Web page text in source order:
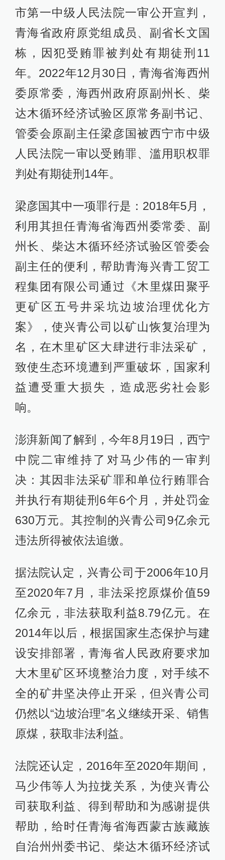
市第一中级人民法院一审公开宣判，
青海省政府原党组成员、副省长文国
栋，因犯受贿罪被判处有期徒刑11
年。2022年12月30日，青海省海西州
委原常委，海西州政府原副州长、柴
达木循环经济试验区原常务副书记、
管委会原副主任梁彦国被西宁市中级
人民法院一审以受贿罪、滥用职权罪
判处有期徒刑14年。
梁彦国其中一项罪行是：2018年5月，
利用其担任青海省海西州委常委、副
州长、柴达木循环经济试验区管委会
副主任的便利，帮助青海兴青工贸工
程集团有限公司通过《木里煤田聚乎
更矿区五号井采坑边坡治理优化方
案》，使兴青公司以矿山恢复治理为
名，在木里矿区大肆进行非法采矿，
致使生态环境遭到严重破坏，国家利
益遭受重大损失，造成恶劣社会影
响。
澎湃新闻了解到，今年8月19日，西宁
中院二审维持了对马少伟的一审判
决：其因非法采矿罪和单位行贿罪合
并执行有期徒刑6年6个月，并处罚金
630万元。其控制的兴青公司9亿余元
违法所得被依法追缴。
据法院认定，兴青公司于2006年10月
至2020年7月，非法采挖原煤价值59
亿余元，非法获取利益8.79亿元。在
2014年以后，根据国家生态保护与建
设安排部署，青海省人民政府要求加
大木里矿区环境整治力度，对手续不
全的矿井坚决停止开采，但兴青公司
仍然以“边坡治理”名义继续开采、销售
原煤，获取非法利益。
法院还认定，2016年至2020年期间，
马少伟等人为拉拢关系，为使兴青公
司获取利益、得到帮助和为感谢提供
帮助，给时任青海省海西蒙古族藏族
自治州州委书记、柴达木循环经济试